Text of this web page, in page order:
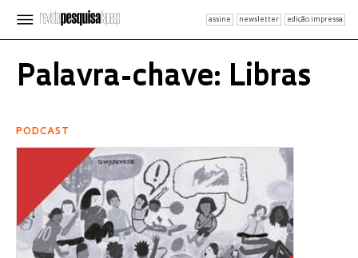
assine newsletter edição impressa
Palavra-chave: Libras
PODCAST